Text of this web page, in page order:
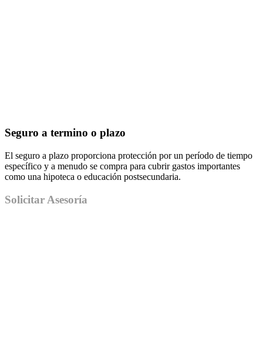
Seguro a termino o plazo
El seguro a plazo proporciona protección por un período de tiempo
específico y a menudo se compra para cubrir gastos importantes
como una hipoteca o educación postsecundaria.
Solicitar Asesoría